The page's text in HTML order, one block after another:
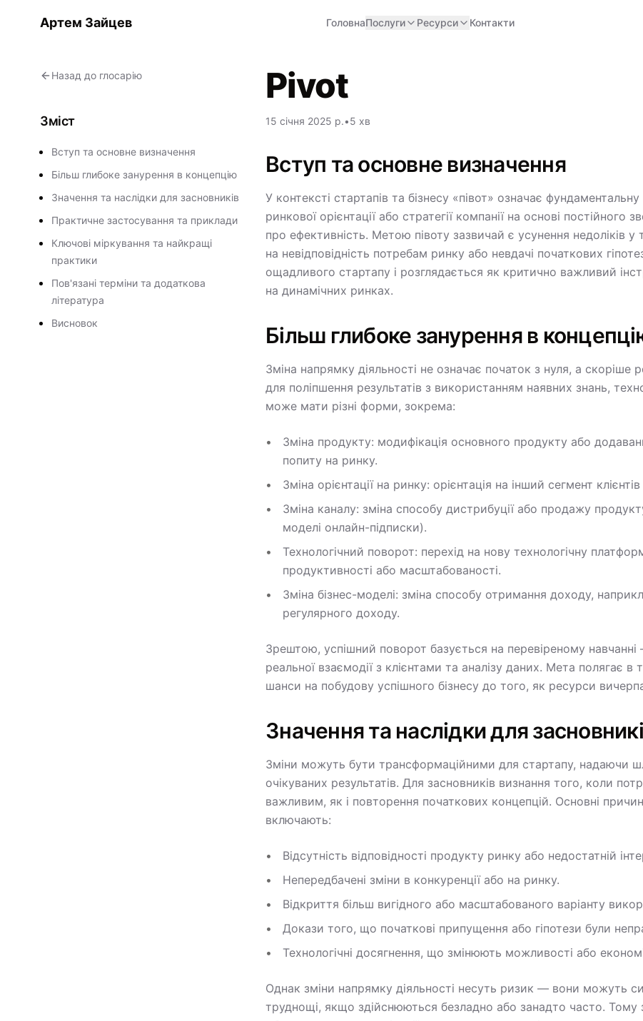
Артем Зайцев ГоловнаПослуги Ресурси Контакти
Назад до глосарію
Зміст
Вступ та основне визначення
Більш глибоке занурення в концепцію
Значення та наслідки для засновників
Практичне застосування та приклади
Ключові міркування та найкращі
практики
Пов'язані терміни та додаткова
література
Висновок
Pivot
15 січня 2025 р.•5 хв
Вступ та основне визначення
У контексті стартапів та бізнесу «півот» означає
ринкової орієнтації або стратегії компанії на основі
про ефективність. Метою півоту зазвичай є усунення недоліків
на невідповідність потребам ринку або невдачі початкових
ощадливого стартапу і розглядається як критично важливий
на динамічних ринках.
Більш глибоке занурення в
Зміна напрямку діяльності не означає початок з нуля, а скоріше
для поліпшення результатів з використанням наявних знань,
може мати різні форми, зокрема:
Зміна продукту: модифікація основного продукту або
попиту на ринку.
Зміна орієнтації на ринку: орієнтація на інший сегмент
Зміна каналу: зміна способу дистрибуції або продажу
моделі онлайн-підписки).
Технологічний поворот: перехід на нову технологічну
продуктивності або масштабованості.
Зміна бізнес-моделі: зміна способу отримання доходу,
регулярного доходу.
Зрештою, успішний поворот базується на перевіреному
реальної взаємодії з клієнтами та аналізу даних. Мета полягає
шанси на побудову успішного бізнесу до того, як ресурси
Значення та наслідки для
Зміни можуть бути трансформаційними для стартапу, надаючи
очікуваних результатів. Для засновників визнання того, коли
важливим, як і повторення початкових концепцій. Основні
включають:
Відсутність відповідності продукту ринку або недостатній
Непередбачені зміни в конкуренції або на ринку.
Відкриття більш вигідного або масштабованого варіанту
Докази того, що початкові припущення або гіпотези були
Технологічні досягнення, що змінюють можливості або
Однак зміни напрямку діяльності несуть ризик — вони можуть
труднощі, якщо здійснюються безладно або занадто часто. Тому